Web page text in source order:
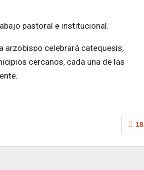
pastoral e institucional.
arzobispo celebrará catequesis,
cercanos, cada una de las
18